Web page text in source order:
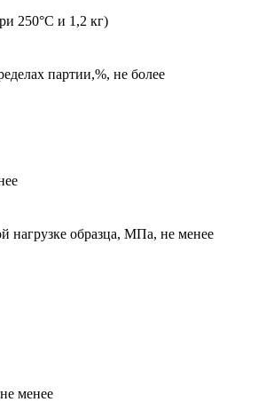
250°С и 1,2 кг)
партии,%, не более
нагрузке образца, МПа, не менее
менее